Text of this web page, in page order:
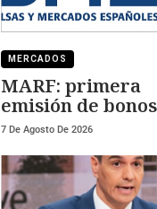
MERCADOS
MARF: primera
emisión de bonos
convertibles
7 De Agosto De 2026